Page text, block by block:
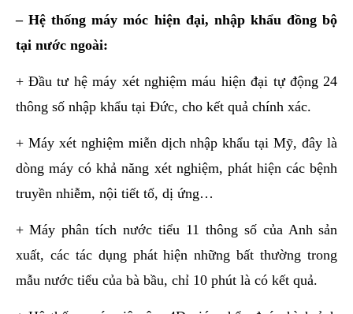
– Hệ thống máy móc hiện đại, nhập khẩu đồng bộ
tại nước ngoài:
+ Đầu tư hệ máy xét nghiệm máu hiện đại tự động 24
thông số nhập khẩu tại Đức, cho kết quả chính xác.
+ Máy xét nghiệm miễn dịch nhập khẩu tại Mỹ, đây là
dòng máy có khả năng xét nghiệm, phát hiện các bệnh
truyền nhiễm, nội tiết tố, dị ứng…
+ Máy phân tích nước tiểu 11 thông số của Anh sản
xuất, các tác dụng phát hiện những bất thường trong
mẫu nước tiểu của bà bầu, chỉ 10 phút là có kết quả.